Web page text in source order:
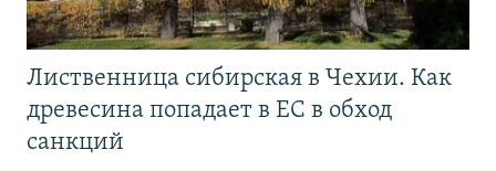
Лиственница сибирская в Чехии. Как
древесина попадает в ЕС в обход
санкций